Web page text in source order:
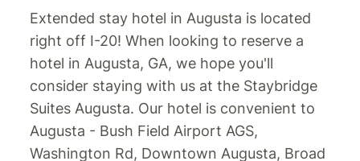
Extended stay hotel in Augusta is located
right off I-20! When looking to reserve a
hotel in Augusta, GA, we hope you'll
consider staying with us at the Staybridge
Suites Augusta. Our hotel is convenient to
Augusta - Bush Field Airport AGS,
Washington Rd, Downtown Augusta, Broad